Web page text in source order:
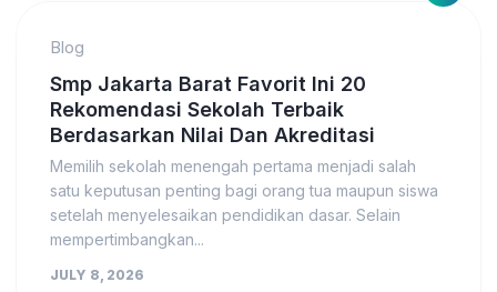
Blog
Smp Jakarta Barat Favorit Ini 20
Rekomendasi Sekolah Terbaik
Berdasarkan Nilai Dan Akreditasi
Memilih sekolah menengah pertama menjadi salah
satu keputusan penting bagi orang tua maupun siswa
setelah menyelesaikan pendidikan dasar. Selain
mempertimbangkan...
JULY 8, 2026